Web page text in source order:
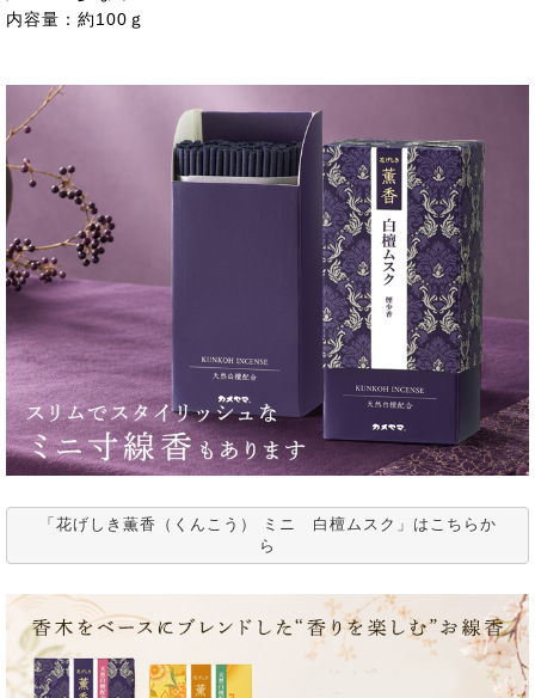
内容量：約100ｇ
「花げしき薫香（くんこう） ミニ 白檀ムスク」はこちらか
ら